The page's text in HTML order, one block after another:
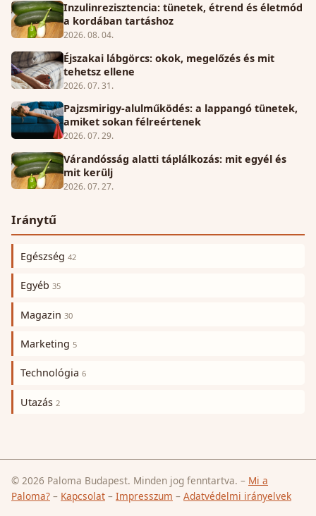
Inzulinrezisztencia: tünetek, étrend és életmód
a kordában tartáshoz
2026. 08. 04.
Éjszakai lábgörcs: okok, megelőzés és mit
tehetsz ellene
2026. 07. 31.
Pajzsmirigy-alulműködés: a lappangó tünetek,
amiket sokan félreértenek
2026. 07. 29.
Várandósság alatti táplálkozás: mit egyél és
mit kerülj
2026. 07. 27.
Iránytű
Egészség 42
Egyéb 35
Magazin 30
Marketing 5
Technológia 6
Utazás 2
© 2026 Paloma Budapest. Minden jog fenntartva. – Mi a
Paloma? – Kapcsolat – Impresszum – Adatvédelmi irányelvek